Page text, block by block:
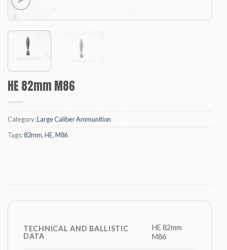
HE 82mm M86
Category:Large Caliber Ammunition
Tags:82mm,HE,M86
TECHNICAL AND BALLISTIC
DATA
HE 82mm
M86